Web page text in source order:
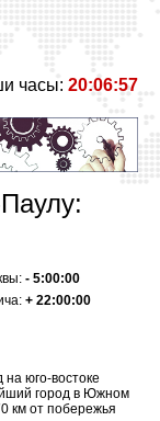
часы: 20:06:57
- 5:00:00
+ 22:00:00
юго-востоке
город в Южном
км от побережья